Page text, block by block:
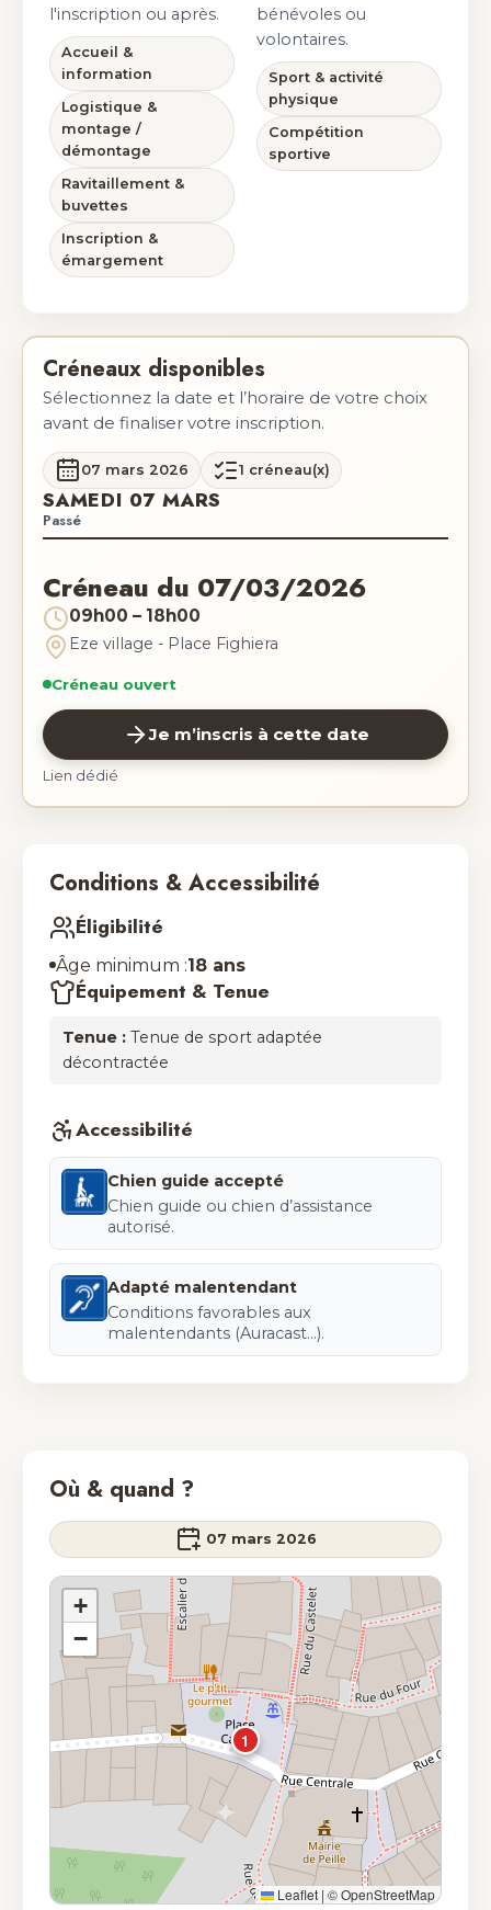
l'inscription ou après.
Accueil &
information
Logistique &
montage /
démontage
Ravitaillement &
buvettes
Inscription &
émargement
bénévoles ou
volontaires.
Sport & activité
physique
Compétition
sportive
Créneaux disponibles
Sélectionnez la date et l’horaire de votre choix
avant de finaliser votre inscription.
07 mars 2026 1 créneau(x)
SAMEDI 07 MARS
Passé
Créneau du 07/03/2026
09h00 – 18h00
Eze village - Place Fighiera
Créneau ouvert
Je m’inscris à cette date
Lien dédié
Conditions & Accessibilité
Éligibilité
Âge minimum :18 ans
Équipement & Tenue
Tenue : Tenue de sport adaptée
décontractée
Accessibilité
Chien guide accepté
Chien guide ou chien d’assistance
autorisé.
Adapté malentendant
Conditions favorables aux
malentendants (Auracast...).
Où & quand ?
07 mars 2026
1
+
−
Leaflet | © OpenStreetMap